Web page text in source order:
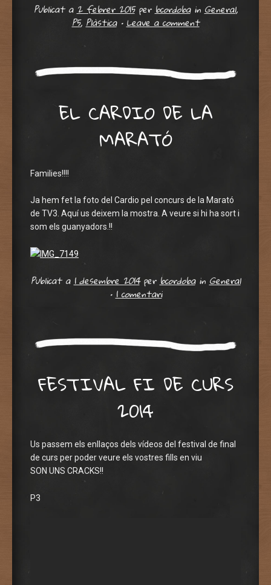
Publicat a2 febrer 2015perbcordoba inGeneral,
P5,Plàstica •Leave a comment
EL CARDIO DE LA
MARATÓ
Families!!!!
Ja hem fet la foto del Cardio pel concurs de la Marató
de TV3. Aquí us deixem la mostra. A veure si hi ha sort i
som els guanyadors.!!
Publicat a1 desembre 2014perbcordoba inGeneral
•1 comentari
FESTIVAL FI DE CURS
2014
Us passem els enllaços dels vídeos del festival de final
de curs per poder veure els vostres fills en viu
SON UNS CRACKS!!
P3